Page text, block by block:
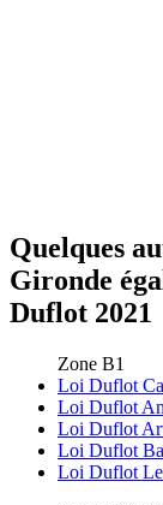
Quelques
Gironde
Duflot 2021
Zone B1
Loi Duflot
Loi Duflot
Loi Duflot
Loi Duflot
Loi Duflot